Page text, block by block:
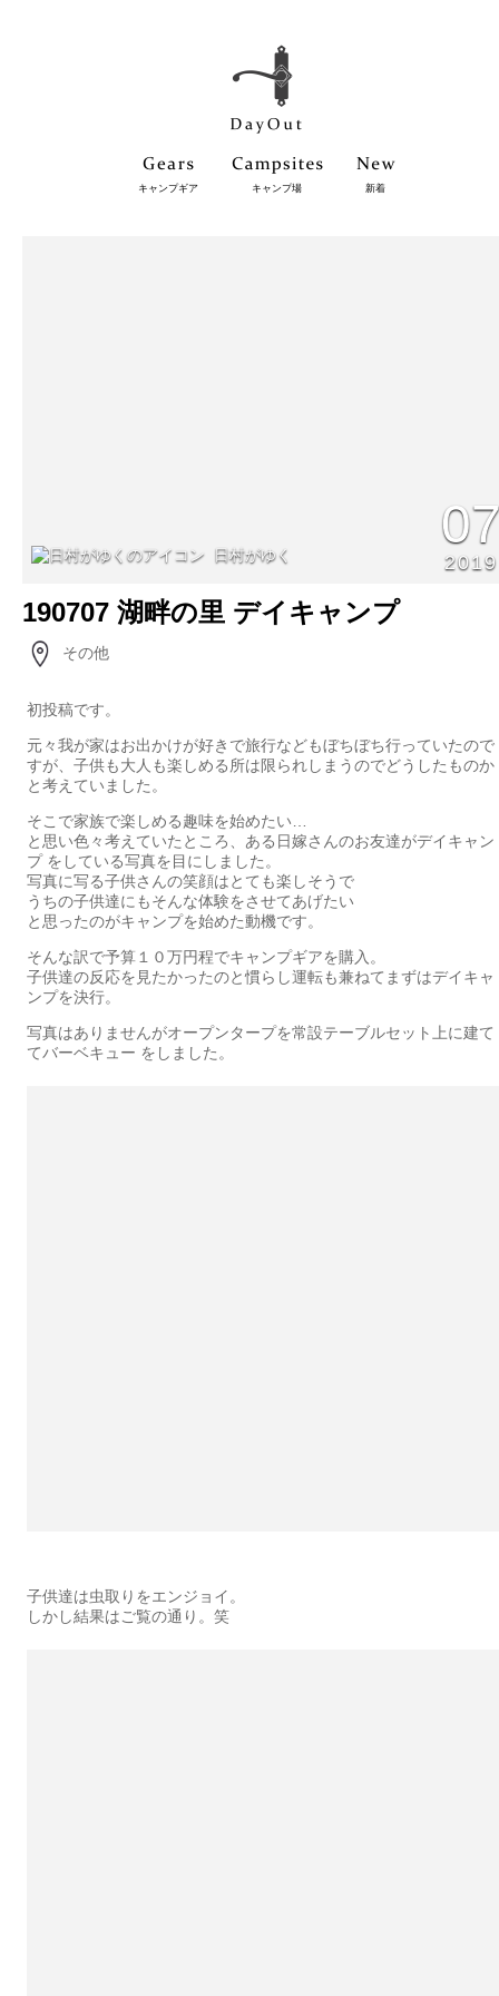
キャンプギア キャンプ場 新着
日村がゆく 2019
190707 湖畔の里 デイキャンプ
その他
初投稿です。
元々我が家はお出かけが好きで旅行などもぼちぼち行っていたので
すが、子供も大人も楽しめる所は限られしまうのでどうしたものか
と考えていました。
そこで家族で楽しめる趣味を始めたい…
と思い色々考えていたところ、ある日嫁さんのお友達がデイキャン
プ をしている写真を目にしました。
写真に写る子供さんの笑顔はとても楽しそうで
うちの子供達にもそんな体験をさせてあげたい
と思ったのがキャンプを始めた動機です。
そんな訳で予算１０万円程でキャンプギアを購入。
子供達の反応を見たかったのと慣らし運転も兼ねてまずはデイキャ
ンプを決行。
写真はありませんがオープンタープを常設テーブルセット上に建て
てバーベキュー をしました。
子供達は虫取りをエンジョイ。
しかし結果はご覧の通り。笑